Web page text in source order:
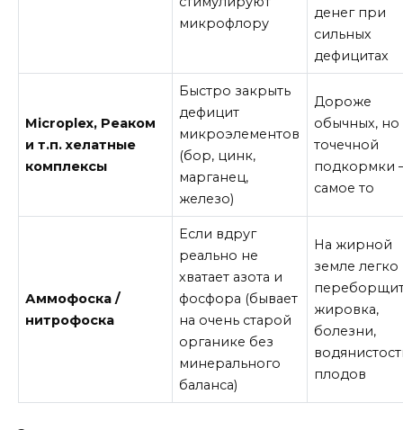
микрофлору
денег при
сильных
дефицитах
Microplex, Реаком
и т.п. хелатные
комплексы
Быстро закрыть
дефицит
микроэлементов
(бор, цинк,
марганец,
железо)
Дороже
обычных, но
точечной
подкормки
самое то
Аммофоска /
нитрофоска
Если вдруг
реально не
хватает азота и
фосфора (бывает
на очень старой
органике без
минерального
баланса)
На жирной
земле легко
жировка,
болезни,
плодов